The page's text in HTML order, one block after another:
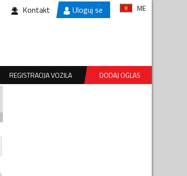
Kontakt Uloguj se ME
REGISTRACIJA VOZILA DODAJ OGLAS